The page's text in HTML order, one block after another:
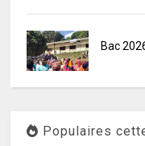
Bac
Populaires